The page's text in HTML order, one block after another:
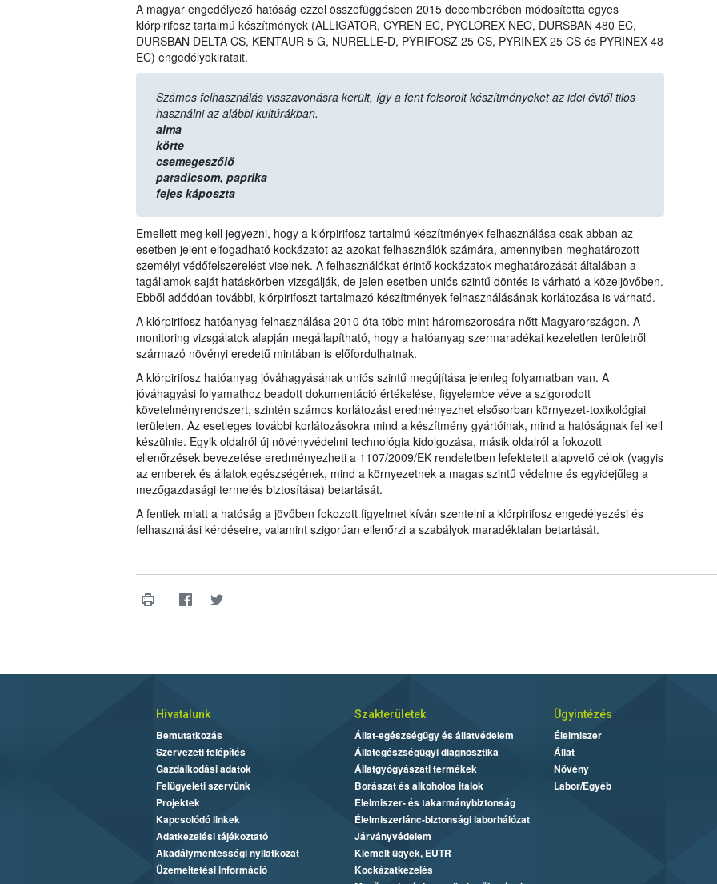
A magyar engedélyező hatóság ezzel összefüggésben 2015 decemberében módosította egyes
klórpirifosz tartalmú készítmények (ALLIGATOR, CYREN EC, PYCLOREX NEO, DURSBAN 480 EC,
DURSBAN DELTA CS, KENTAUR 5 G, NURELLE-D, PYRIFOSZ 25 CS, PYRINEX 25 CS és PYRINEX 48
EC) engedélyokiratait.
Számos felhasználás visszavonásra került, így a fent felsorolt készítményeket az idei évtől tilos
használni az alábbi kultúrákban.
alma
körte
csemegeszőlő
paradicsom, paprika
fejes káposzta
Emellett meg kell jegyezni, hogy a klórpirifosz tartalmú készítmények felhasználása csak abban az
esetben jelent elfogadható kockázatot az azokat felhasználók számára, amennyiben meghatározott
személyi védőfelszerelést viselnek. A felhasználókat érintő kockázatok meghatározását általában a
tagállamok saját hatáskörben vizsgálják, de jelen esetben uniós szintű döntés is várható a közeljövőben.
Ebből adódóan további, klórpirifoszt tartalmazó készítmények felhasználásának korlátozása is várható.
A klórpirifosz hatóanyag felhasználása 2010 óta több mint háromszorosára nőtt Magyarországon. A
monitoring vizsgálatok alapján megállapítható, hogy a hatóanyag szermaradékai kezeletlen területről
származó növényi eredetű mintában is előfordulhatnak.
A klórpirifosz hatóanyag jóváhagyásának uniós szintű megújítása jelenleg folyamatban van. A
jóváhagyási folyamathoz beadott dokumentáció értékelése, figyelembe véve a szigorodott
követelményrendszert, szintén számos korlátozást eredményezhet elsősorban környezet-toxikológiai
területen. Az esetleges további korlátozásokra mind a készítmény gyártóinak, mind a hatóságnak fel kell
készülnie. Egyik oldalról új növényvédelmi technológia kidolgozása, másik oldalról a fokozott
ellenőrzések bevezetése eredményezheti a 1107/2009/EK rendeletben lefektetett alapvető célok (vagyis
az emberek és állatok egészségének, mind a környezetnek a magas szintű védelme és egyidejűleg a
mezőgazdasági termelés biztosítása) betartását.
A fentiek miatt a hatóság a jövőben fokozott figyelmet kíván szentelni a klórpirifosz engedélyezési és
felhasználási kérdéseire, valamint szigorúan ellenőrzi a szabályok maradéktalan betartását.
Hivatalunk
Bemutatkozás
Szervezeti felépítés
Gazdálkodási adatok
Felügyeleti szervünk
Projektek
Kapcsolódó linkek
Adatkezelési tájékoztató
Akadálymentességi nyilatkozat
Üzemeltetési információ
Szakterületek
Állat-egészségügy és állatvédelem
Állategészségügyi diagnosztika
Állatgyógyászati termékek
Borászat és alkoholos italok
Élelmiszer- és takarmánybiztonság
Élelmiszerlánc-biztonsági laborhálózat
Járványvédelem
Kiemelt ügyek, EUTR
Kockázatkezelés
Ügyintézés
Élelmiszer
Állat
Növény
Labor/Egyéb